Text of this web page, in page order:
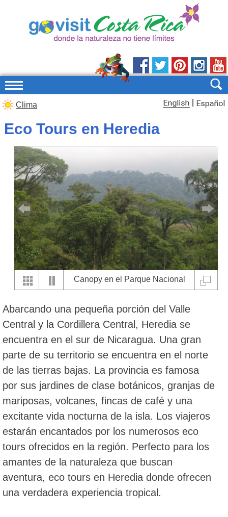
Clima
Eco Tours en Heredia
Canopy en el Parque Nacional
Abarcando una pequeña porción del Valle
Central y la Cordillera Central, Heredia se
encuentra en el sur de Nicaragua. Una gran
parte de su territorio se encuentra en el norte
de las tierras bajas. La provincia es famosa
por sus jardines de clase botánicos, granjas de
mariposas, volcanes, fincas de café y una
excitante vida nocturna de la isla. Los viajeros
estarán encantados por los numerosos eco
tours ofrecidos en la región. Perfecto para los
amantes de la naturaleza que buscan
aventura, eco tours en Heredia donde ofrecen
una verdadera experiencia tropical.